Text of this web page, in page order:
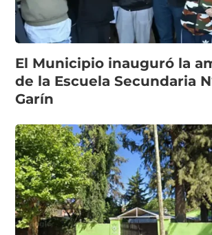
El Municipio inauguró la
de la Escuela Secundaria
Garín